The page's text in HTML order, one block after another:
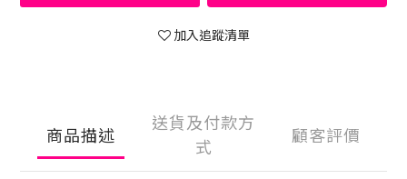
加入追蹤清單
商品描述
送貨及付款方
式
顧客評價